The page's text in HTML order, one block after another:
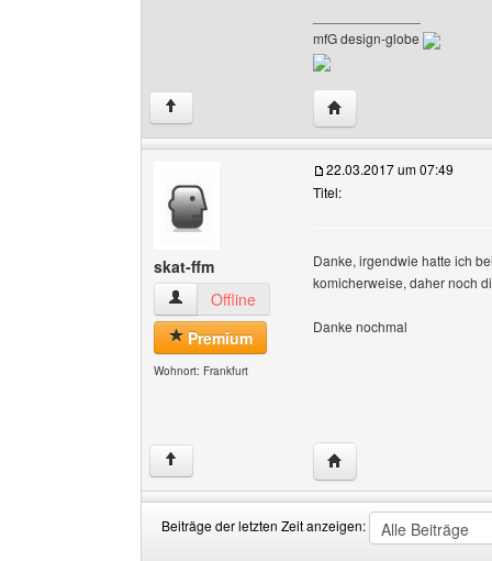
mfG design-globe
↑ Website dieses
skat-ffm
skat-ffm Benutzer-Profile anzeigen
Offline
Premium
Wohnort: Frankfurt
22.03.2017 um 07:49
Titel:
Danke, irgendwie hatte ich
komicherweise, daher noch
Danke nochmal
↑ Website dieses
Beiträge der letzten Zeit anzeigen: